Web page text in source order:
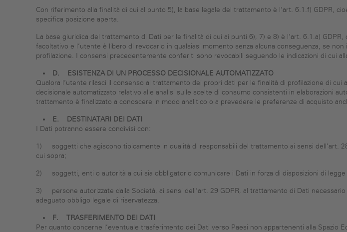
Con riferimento alla finalità di cui al punto 5), la base legale del trattamento è l’art. 6.1.f) GDPR,
specifica posizione aperta.
La base giuridica del trattamento di Dati per le finalità di cui ai punti 6), 7) e 8) è l’art. 6.1.a)
facoltativo e l’utente è libero di revocarlo in qualsiasi momento senza alcuna conseguenza, se
profilazione. I consensi precedentemente conferiti sono revocabili seguendo le indicazioni di cui
D.
ESISTENZA DI UN PROCESSO DECISIONALE AUTOMATIZZATO
Qualora l’utente rilasci il consenso al trattamento dei propri dati per le finalità di profilazione di
decisionale automatizzato relativo alle analisi sulle scelte di consumo consistenti in elaborazioni
trattamento è finalizzato a conoscere in modo analitico o a prevedere le preferenze di acquisto
E.
DESTINATARI DEI DATI
I Dati potranno essere condivisi con:
1) soggetti che agiscono tipicamente in qualità di responsabili del trattamento ai sensi dell’art.
cui sopra;
2) soggetti, enti o autorità a cui sia obbligatorio comunicare i Dati in forza di disposizioni di
3) persone autorizzate dalla Società, ai sensi dell’art. 29 GDPR, al trattamento di Dati
adeguato obbligo legale di riservatezza.
F. TRASFERIMENTO DEI DATI
Per quanto concerne l’eventuale trasferimento dei Dati verso Paesi non appartenenti alla